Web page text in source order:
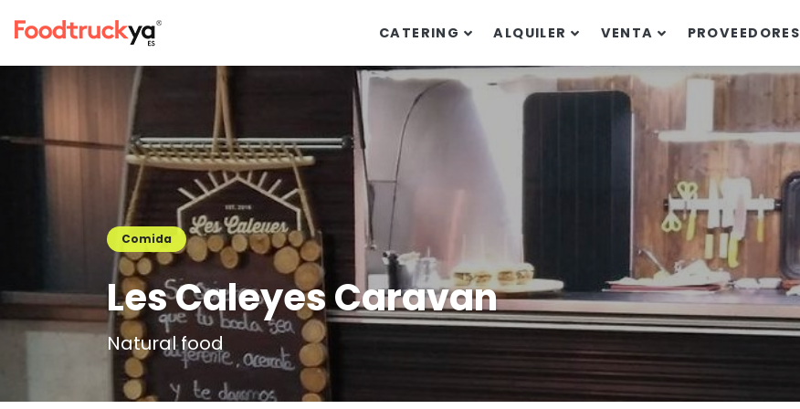
CATERING ALQUILER VENTA PROVEEDORES
Comida
Les Caleyes Caravan
Natural food